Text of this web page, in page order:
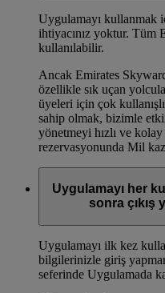
Uygulamayı kullanmak
ihtiyacınız yoktur. Tüm
kullanılabilir.
Ancak Emirates
özellikle sık uçan
üyeleri için çok
sahip olmak, bizimle
yönetmeyi hızlı ve
rezervasyonunda Mil
Uygulamayı her
sonra çıkış
Uygulamayı ilk kez
bilgilerinizle giriş
seferinde Uygulamada